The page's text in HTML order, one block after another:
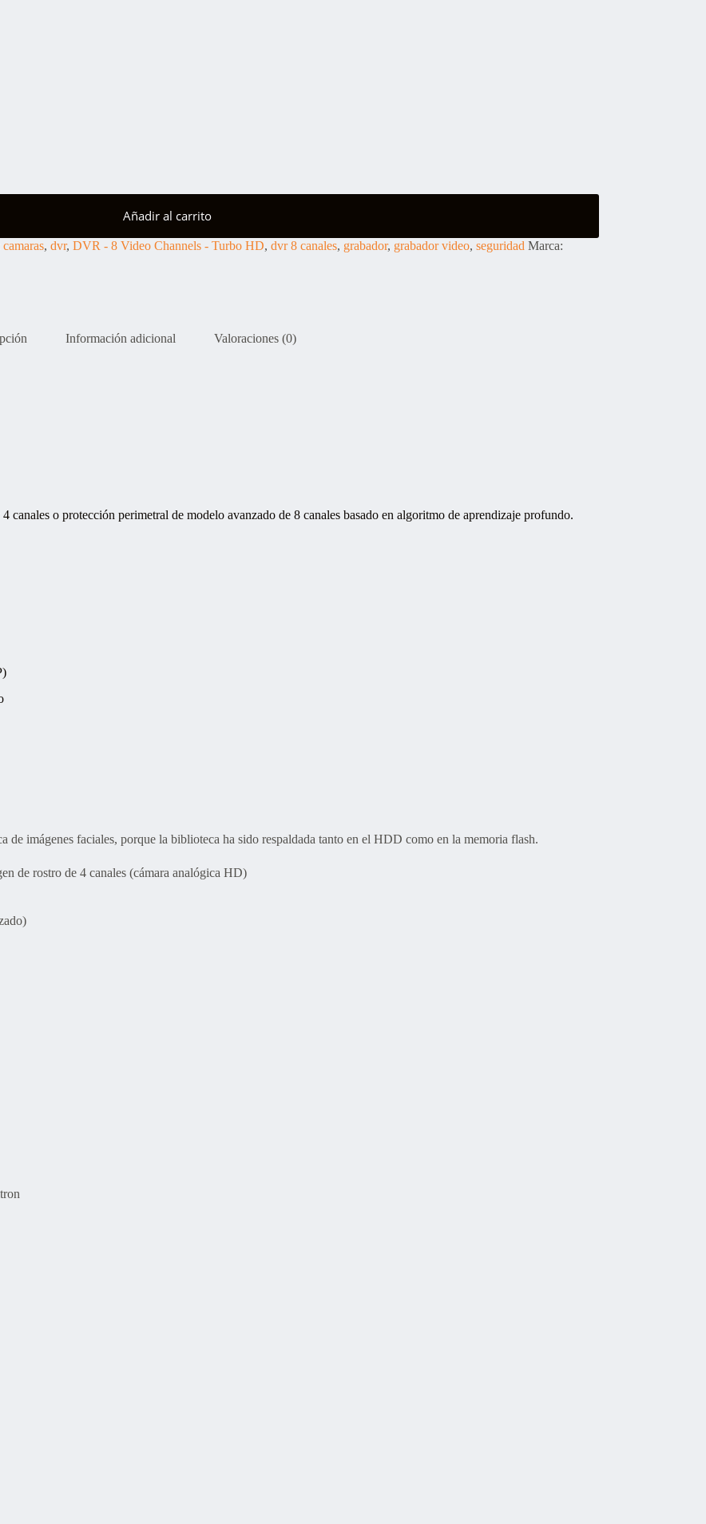
Añadir al carrito
camaras, dvr, DVR - 8 Video Channels - Turbo HD, dvr 8 canales, grabador, grabador video, seguridad Marca:
Información adicional Valoraciones (0)
o protección perimetral de modelo avanzado de 8 canales basado en algoritmo de aprendizaje profundo.
de imágenes faciales, porque la biblioteca ha sido respaldada tanto en el HDD como en la memoria flash.
de rostro de 4 canales (cámara analógica HD)